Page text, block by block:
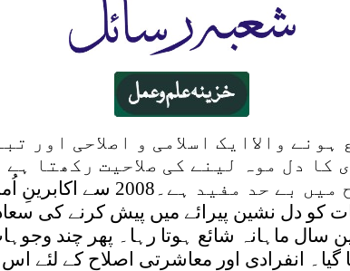
والاایک اسلامی و اصلاحی اور
کا دل موہ لینے کی صلاحیت رکھتا
والے کی اصلاح میں بے حد مفید
کو دل نشین پیرائے میں پیش کرنے کی
سال ماہانہ شائع ہوتا رہا۔ پھر چند
انفرادی اور معاشرتی اصلاح کے لئے اس